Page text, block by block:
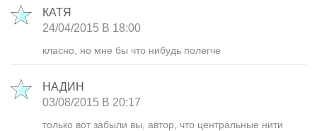
КАТЯ
24/04/2015 В 18:00
класно, но мне бы что нибудь полегче
НАДИН
03/08/2015 В 20:17
только вот забыли вы, автор, что центральные нити